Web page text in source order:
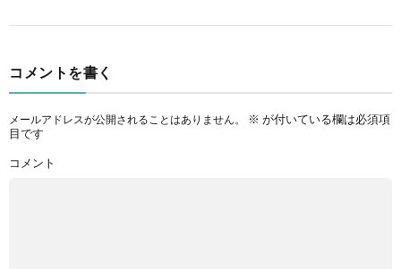
コメントを書く
メールアドレスが公開されることはありません。 ※ が付いている欄は必須項
目です
コメント